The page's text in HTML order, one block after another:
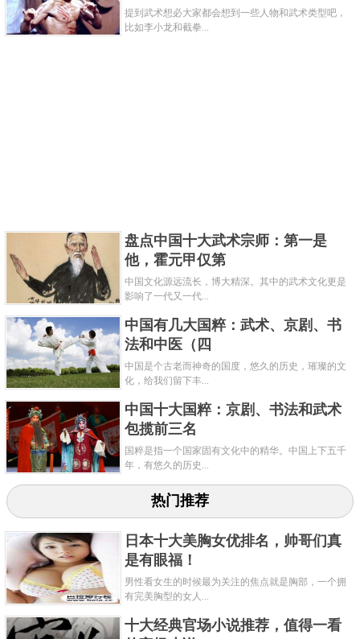
螳螂拳，中国最具特色且野蛮的武术，它的特点是模
仿螳螂昆虫的样子和动作，重点在于手握在钩状的位
置，快速流畅的步法则是关键。螳螂拳由武术家王迟
在明末所创，它具有惊人的力量，使它非常有效的自
卫，这是一门典型的攻强守弱的武术，一般人很难练
好。
关键字：武术 功夫 少林
共3页: 上一页 1 2 3 下一页
提到武术想必大家都会想到一些人物和武术类型吧，
比如李小龙和截拳...
盘点中国十大武术宗师：第一是
他，霍元甲仅第
中国文化源远流长，博大精深。其中的武术文化更是
影响了一代又一代...
中国有几大国粹：武术、京剧、书
法和中医（四
中国是个古老而神奇的国度，悠久的历史，璀璨的文
化，给我们留下丰...
中国十大国粹：京剧、书法和武术
包揽前三名
国粹是指一个国家固有文化中的精华。中国上下五千
年，有悠久的历史...
热门推荐
日本十大美胸女优排名，帅哥们真
是有眼福！
男性看女生的时候最为关注的焦点就是胸部，一个拥
有完美胸型的女人...
十大经典官场小说推荐，值得一看